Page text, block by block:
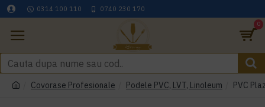
0314 100 110 0740 230 170
0
Covorase Profesionale Podele PVC, LVT, Linoleum PVC